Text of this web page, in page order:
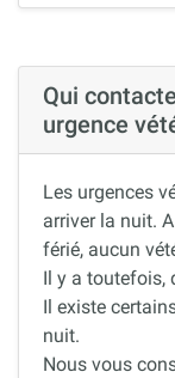
Qui
urgence
Les urgences
arriver la nuit.
férié, aucun
Il y a toutefois,
Il existe
nuit.
Nous vous